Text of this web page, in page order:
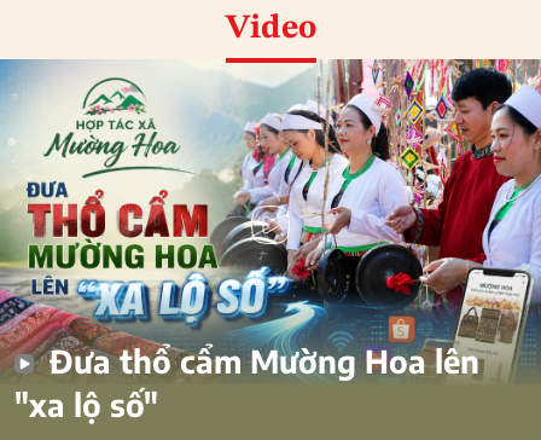
Video
Đưa thổ cẩm Mường Hoa lên
"xa lộ số"